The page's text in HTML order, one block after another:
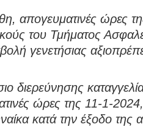
απογευματινές ώρες
του Τμήματος
γενετήσιας
διερεύνησης
ώρες της 11-1-
κατά την έξοδο της